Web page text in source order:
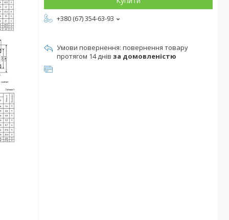
+380 (67) 354-63-93
повернення товару
протягом 14 днів за домовленістю